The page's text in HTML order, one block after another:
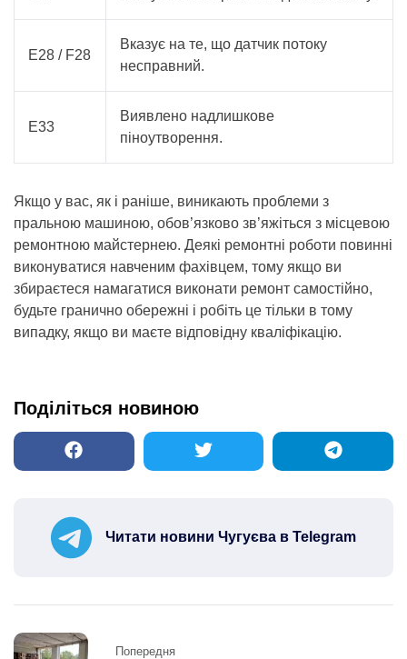
E28 / F28
Вказує на те, що датчик потоку
несправний.
E33
Виявлено надлишкове
піноутворення.
Якщо у вас, як і раніше, виникають проблеми з
пральною машиною, обов’язково зв’яжіться з місцевою
ремонтною майстернею. Деякі ремонтні роботи повинні
виконуватися навченим фахівцем, тому якщо ви
збираєтеся намагатися виконати ремонт самостійно,
будьте гранично обережні і робіть це тільки в тому
випадку, якщо ви маєте відповідну кваліфікацію.
Поділіться новиною
Читати новини Чугуєва в Telegram
Post
Попередня